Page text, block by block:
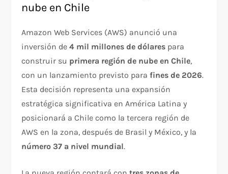
nube en Chile
Amazon Web Services (AWS) anunció una
inversión de4 mil millones de dólares para
construir su primera región de nube en Chile,
con un lanzamiento previsto parafines de 2026.
Esta decisión representa una expansión
estratégica significativa en América Latina y
posicionará a Chile como la tercera región de
AWS en la zona, después de Brasil y México, y la
número 37 a nivel mundial.